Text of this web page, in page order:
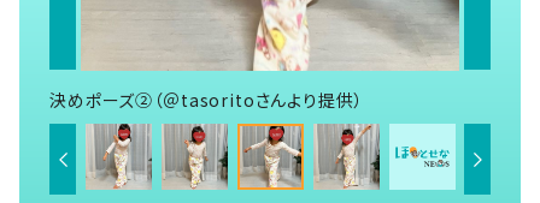
決めポーズ②（＠tasoritoさんより提供）